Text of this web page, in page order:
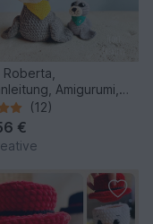
Roberta,
Amigurumi,
(12)
€